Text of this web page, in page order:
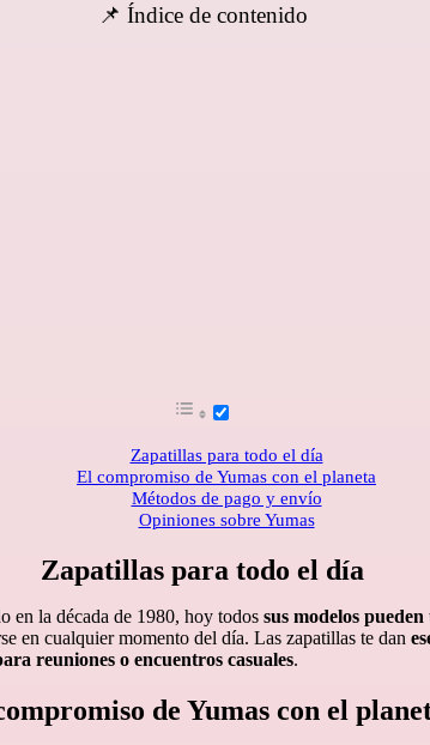
📌 Índice de contenido
Zapatillas para todo el día
El compromiso de Yumas con el planeta
Métodos de pago y envío
Opiniones sobre Yumas
Zapatillas para todo el día
en la década de 1980, hoy todos sus modelos
en cualquier momento del día. Las zapatillas te dan
reuniones o encuentros casuales.
de Yumas con el